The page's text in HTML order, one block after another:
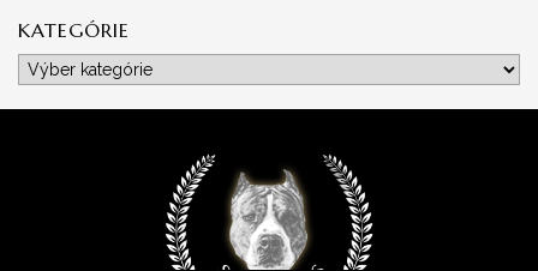
KATEGÓRIE
Kategórie